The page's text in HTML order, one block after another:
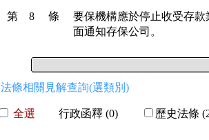
第 8 條
要保機構應於停止收受存
面通知存保公司。
法條相關見解查詢(選類別)
全選 行政函釋 (0) 歷史法條